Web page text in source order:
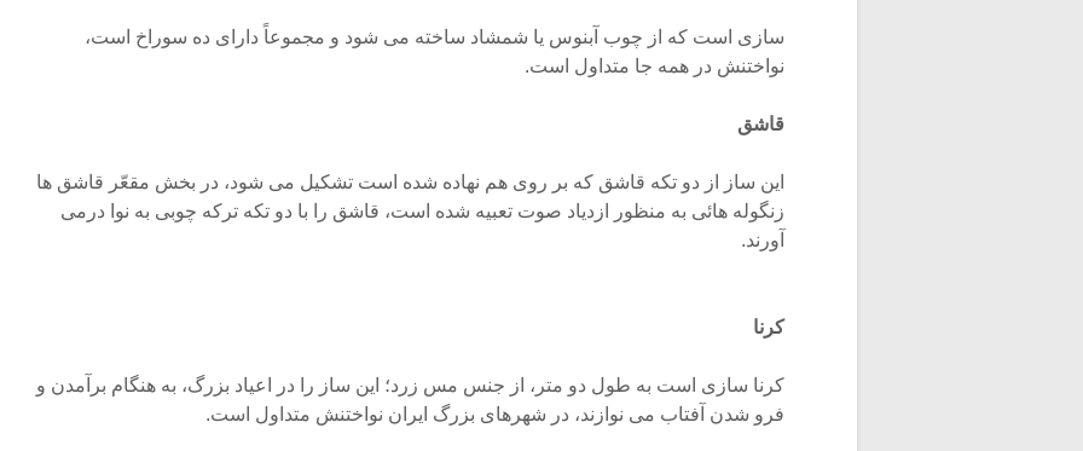
سازی است که از چوب آبنوس یا شمشاد ساخته می شود و مجموعاً دارای ده سوراخ است،
نواختنش در همه جا متداول است.
قاشق
این ساز از دو تکه قاشق که بر روی هم نهاده شده است تشکیل می شود، در بخش مقعّر قاشق ها
زنگوله هائی به منظور ازدیاد صوت تعبیه شده است، قاشق را با دو تکه ترکه چوبی به نوا درمی
آورند.
کرنا
کرنا سازی است به طول دو متر، از جنس مس زرد؛ این ساز را در اعیاد بزرگ، به هنگام برآمدن و
فرو شدن آفتاب می نوازند، در شهرهای بزرگ ایران نواختنش متداول است.